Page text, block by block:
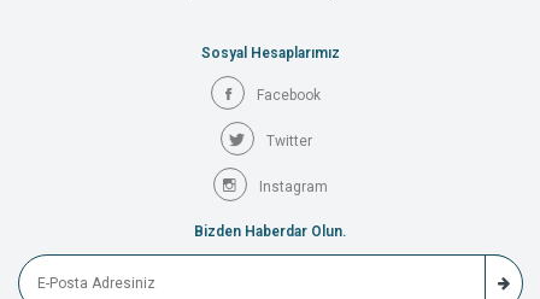
Sosyal Hesaplarımız
Facebook
Twitter
Instagram
Bizden Haberdar Olun.